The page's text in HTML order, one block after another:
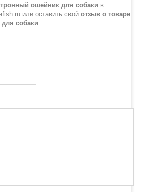
ошейник для собаки в
или оставить свой отзыв о товаре
собаки.